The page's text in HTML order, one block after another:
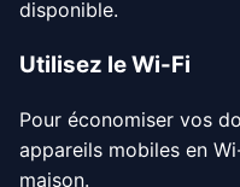
disponible.
Utilisez le Wi-Fi
Pour économiser vos
appareils mobiles en
maison.